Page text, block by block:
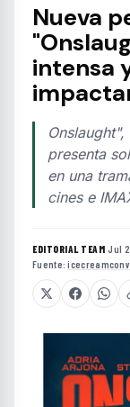
Nueva
intensa
presenta
en una
cines e
EDITORIAL TEAM·Jul
Fuente: